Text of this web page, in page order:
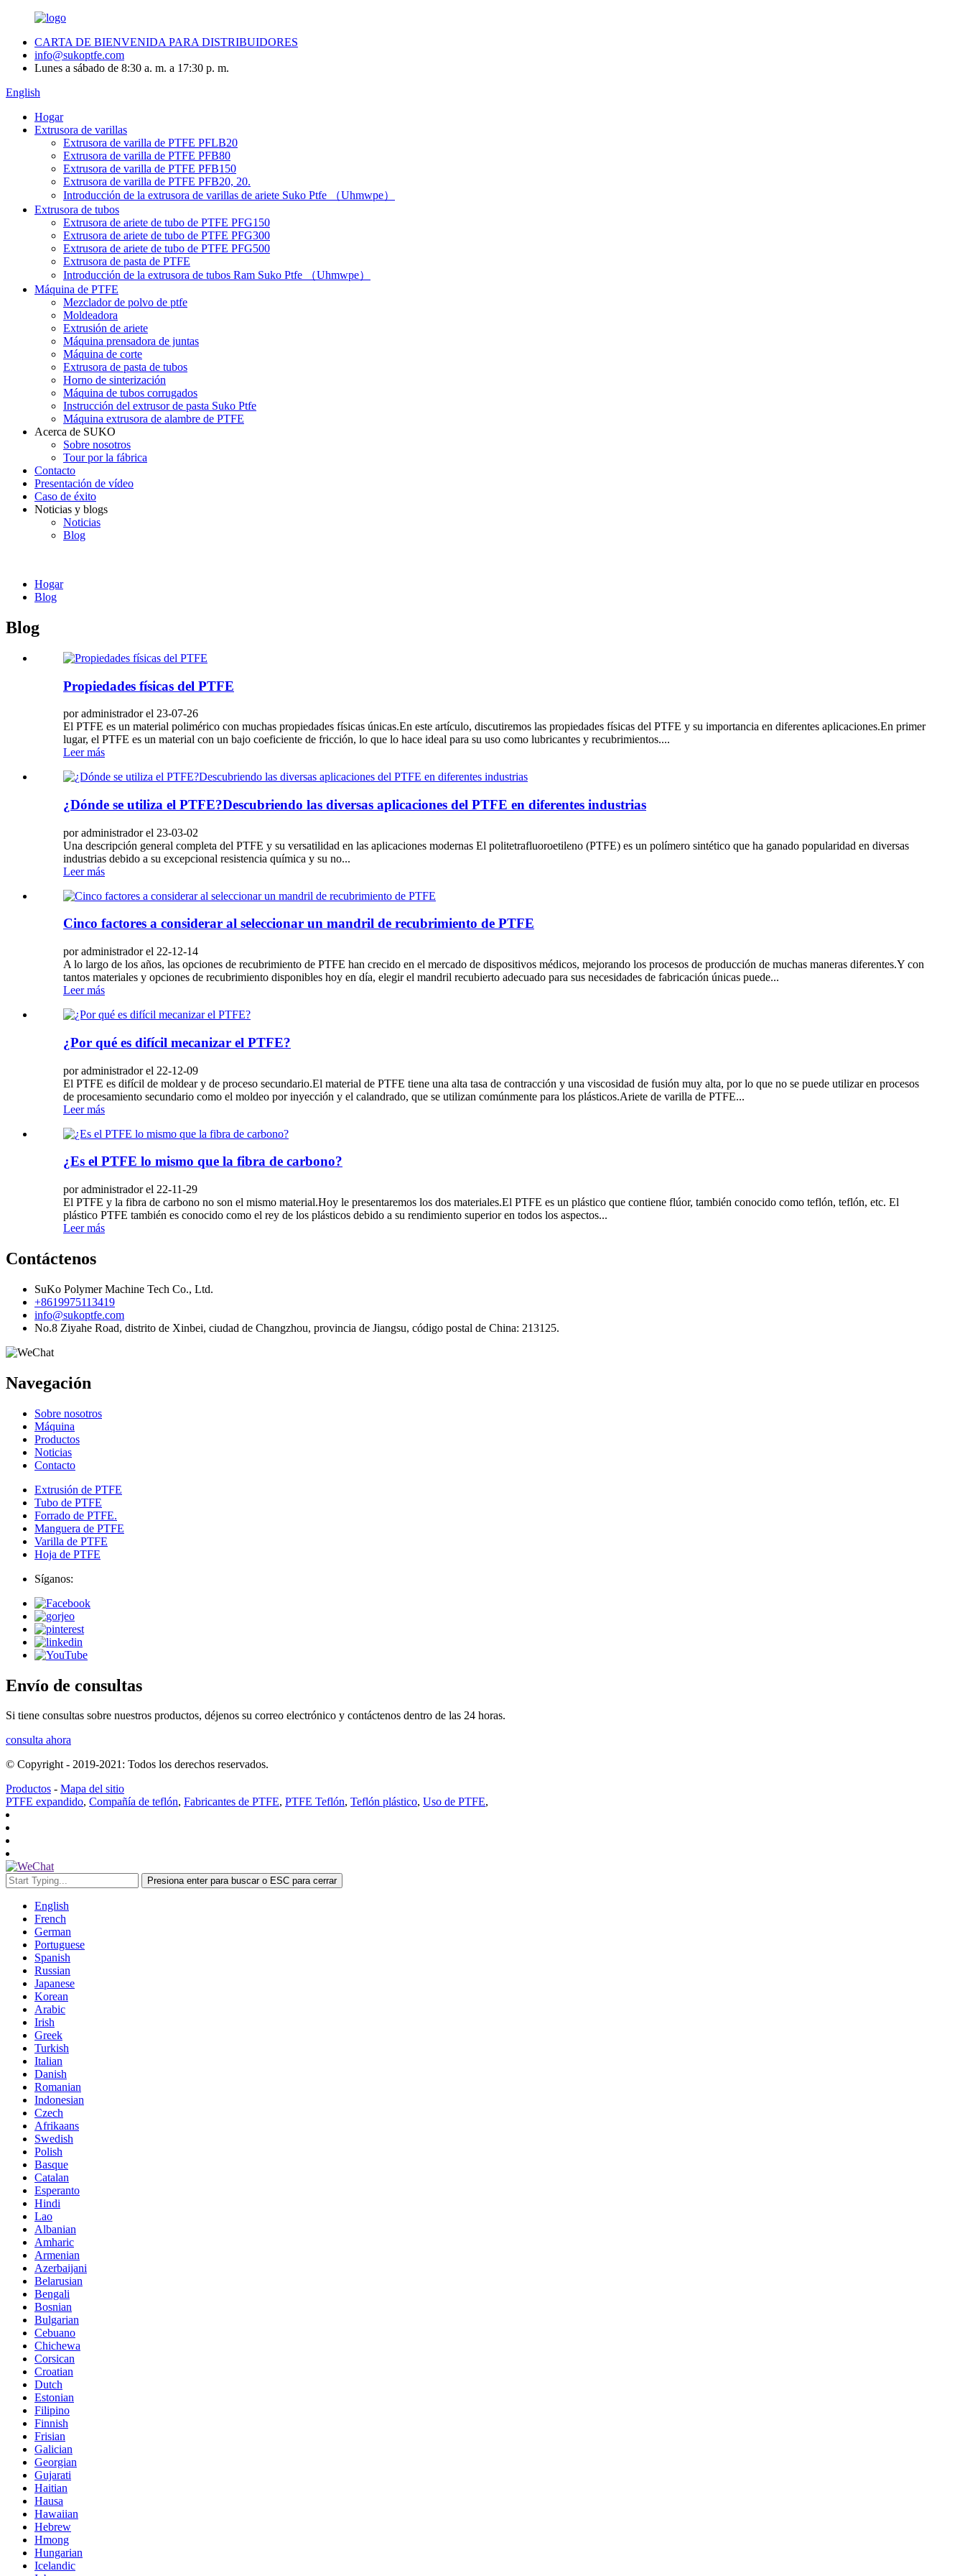
CARTA DE BIENVENIDA PARA DISTRIBUIDORES
info@sukoptfe.com
Lunes a sábado de 8:30 a. m. a 17:30 p. m.
English
Hogar
Extrusora de varillas
Extrusora de varilla de PTFE PFLB20
Extrusora de varilla de PTFE PFB80
Extrusora de varilla de PTFE PFB150
Extrusora de varilla de PTFE PFB20, 20.
Introducción de la extrusora de varillas de ariete Suko Ptfe （Uhmwpe）
Extrusora de tubos
Extrusora de ariete de tubo de PTFE PFG150
Extrusora de ariete de tubo de PTFE PFG300
Extrusora de ariete de tubo de PTFE PFG500
Extrusora de pasta de PTFE
Introducción de la extrusora de tubos Ram Suko Ptfe （Uhmwpe）
Máquina de PTFE
Mezclador de polvo de ptfe
Moldeadora
Extrusión de ariete
Máquina prensadora de juntas
Máquina de corte
Extrusora de pasta de tubos
Horno de sinterización
Máquina de tubos corrugados
Instrucción del extrusor de pasta Suko Ptfe
Máquina extrusora de alambre de PTFE
Acerca de SUKO
Sobre nosotros
Tour por la fábrica
Contacto
Presentación de vídeo
Caso de éxito
Noticias y blogs
Noticias
Blog
Hogar
Blog
Blog
Propiedades físicas del PTFE
por administrador el 23-07-26
El PTFE es un material polimérico con muchas propiedades físicas únicas.En este artículo, discutiremos las propiedades físicas del PTFE y su importancia en diferentes aplicaciones.En primer
lugar, el PTFE es un material con un bajo coeficiente de fricción, lo que lo hace ideal para su uso como lubricantes y recubrimientos....
Leer más
¿Dónde se utiliza el PTFE?Descubriendo las diversas aplicaciones del PTFE en diferentes industrias
por administrador el 23-03-02
Una descripción general completa del PTFE y su versatilidad en las aplicaciones modernas El politetrafluoroetileno (PTFE) es un polímero sintético que ha ganado popularidad en diversas
industrias debido a su excepcional resistencia química y su no...
Leer más
Cinco factores a considerar al seleccionar un mandril de recubrimiento de PTFE
por administrador el 22-12-14
A lo largo de los años, las opciones de recubrimiento de PTFE han crecido en el mercado de dispositivos médicos, mejorando los procesos de producción de muchas maneras diferentes.Y con
tantos materiales y opciones de recubrimiento disponibles hoy en día, elegir el mandril recubierto adecuado para sus necesidades de fabricación únicas puede...
Leer más
¿Por qué es difícil mecanizar el PTFE?
por administrador el 22-12-09
El PTFE es difícil de moldear y de proceso secundario.El material de PTFE tiene una alta tasa de contracción y una viscosidad de fusión muy alta, por lo que no se puede utilizar en procesos
de procesamiento secundario como el moldeo por inyección y el calandrado, que se utilizan comúnmente para los plásticos.Ariete de varilla de PTFE...
Leer más
¿Es el PTFE lo mismo que la fibra de carbono?
por administrador el 22-11-29
El PTFE y la fibra de carbono no son el mismo material.Hoy le presentaremos los dos materiales.El PTFE es un plástico que contiene flúor, también conocido como teflón, teflón, etc. El
plástico PTFE también es conocido como el rey de los plásticos debido a su rendimiento superior en todos los aspectos...
Leer más
Contáctenos
SuKo Polymer Machine Tech Co., Ltd.
+8619975113419
info@sukoptfe.com
No.8 Ziyahe Road, distrito de Xinbei, ciudad de Changzhou, provincia de Jiangsu, código postal de China: 213125.
Navegación
Sobre nosotros
Máquina
Productos
Noticias
Contacto
Extrusión de PTFE
Tubo de PTFE
Forrado de PTFE.
Manguera de PTFE
Varilla de PTFE
Hoja de PTFE
Síganos:
Envío de consultas
Si tiene consultas sobre nuestros productos, déjenos su correo electrónico y contáctenos dentro de las 24 horas.
consulta ahora
© Copyright - 2019-2021: Todos los derechos reservados.
Productos - Mapa del sitio
PTFE expandido, Compañía de teflón, Fabricantes de PTFE, PTFE Teflón, Teflón plástico, Uso de PTFE,
Presiona enter para buscar o ESC para cerrar
English
French
German
Portuguese
Spanish
Russian
Japanese
Korean
Arabic
Irish
Greek
Turkish
Italian
Danish
Romanian
Indonesian
Czech
Afrikaans
Swedish
Polish
Basque
Catalan
Esperanto
Hindi
Lao
Albanian
Amharic
Armenian
Azerbaijani
Belarusian
Bengali
Bosnian
Bulgarian
Cebuano
Chichewa
Corsican
Croatian
Dutch
Estonian
Filipino
Finnish
Frisian
Galician
Georgian
Gujarati
Haitian
Hausa
Hawaiian
Hebrew
Hmong
Hungarian
Icelandic